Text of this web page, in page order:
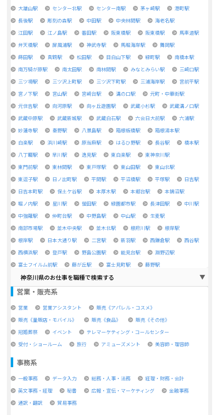
大雄山駅
センター北駅 センター南駅 茅ヶ崎駅
港町駅
長後駅
彫刻の森駅 中田駅 中央林間駅
海老名駅
江田駅
江ノ島駅 番田駅 阪東橋駅 阪東橋駅
馬車道駅
弁天橋駅
屏風浦駅 神武寺駅 馬堀海岸駅
舞岡駅
蒔田駅
真鶴駅 松田駅 目白山下駅 緑町駅
南橋本駅
南万騎が原駅
南太田駅 南林間駅 みなとみらい駅
三崎口駅
三ツ境駅
三ツ沢上町駅 三ツ沢下町駅 三浦海岸駅
宮前平駅
宮ノ下駅
宮山駅 宮崎台駅 溝の口駅
元町・中華街駅
元住吉駅
向河原駅 向ヶ丘遊園駅 武蔵小杉駅
武蔵溝ノ口駅
武蔵中原駅
武蔵新城駅 武蔵白石駅 六会日大前駅
六浦駅
妙蓮寺駅
秦野駅 八景島駅 箱根板橋駅
箱根湯本駅
白楽駅
浜川崎駅 原当麻駅 はるひ野駅 長谷駅
橋本駅
八丁畷駅
早川駅 逸見駅 東白楽駅
東神奈川駅
東門前駅
東林間駅 東戸塚駅 東山田駅
東山北駅
東逗子駅
日ノ出町駅 平間駅 平沼橋駅 平塚駅
日吉駅
日吉本町駅
保土ケ谷駅 本厚木駅 本郷台駅
本鵠沼駅
堀ノ内駅
星川駅 螢田駅 緑園都市駅 長津田駅
中川駅
中強羅駅
仲町台駅 中野島駅 中山駅
生麦駅
南部市場駅
並木中央駅 並木北駅 根府川駅
根岸駅
根岸駅
日本大通り駅 二宮駅 新羽駅 西鎌倉駅
西谷駅
西横浜駅
登戸駅 野島公園駅 能見台駅
淵野辺駅
富士フイルム前駅
藤が丘駅 富士見町駅 藤野駅
神奈川県のお仕事を職種で検索する
営業・販売系
営業 営業アシスタント
販売《アパレル・コスメ》
販売《量販店・モバイル》
販売《食品》
販売《その他》
冠婚葬祭
イベント
テレマーケティング・コールセンター
受付・ショールーム
旅行 アミューズメント 美容師・理容師
事務系
一般事務 データ入力 総務・人事・法務
経理・財務・会計
英文事務・経理
秘書 広報・宣伝・マーケティング
金融事務
通訳・翻訳
貿易事務